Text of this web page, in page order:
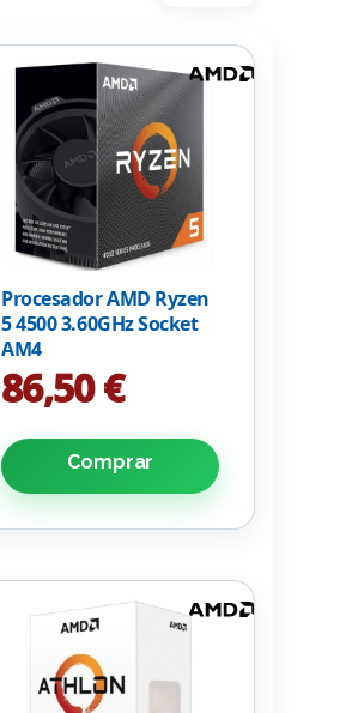
Procesador AMD Ryzen
5 4500 3.60GHz Socket
AM4
86,50 €
Comprar